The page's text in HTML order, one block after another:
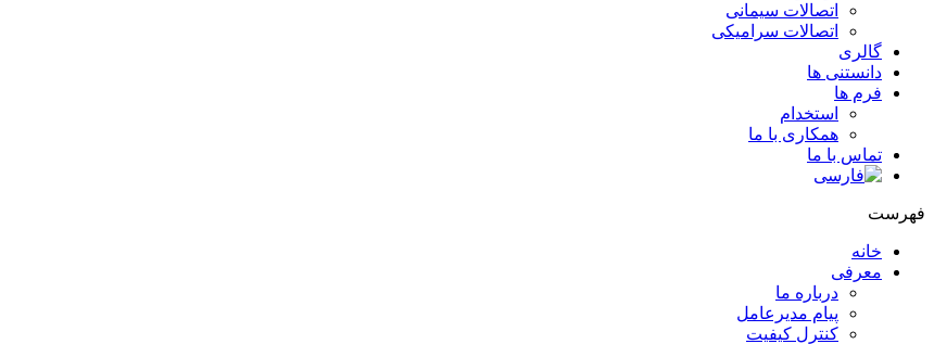
اتصالات سیمانی
اتصالات سرامیکی
گالری
دانستنی ها
فرم ها
استخدام
همکاری با ما
تماس با ما
فهرست
خانه
معرفی
درباره ما
پیام مدیرعامل
کنترل کیفیت